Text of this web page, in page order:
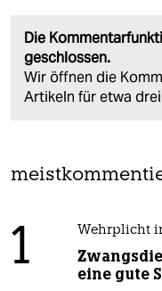
Die
geschlossen.
Wir öffnen die
Artikeln für etwa
1 Wehrplicht
eine gute